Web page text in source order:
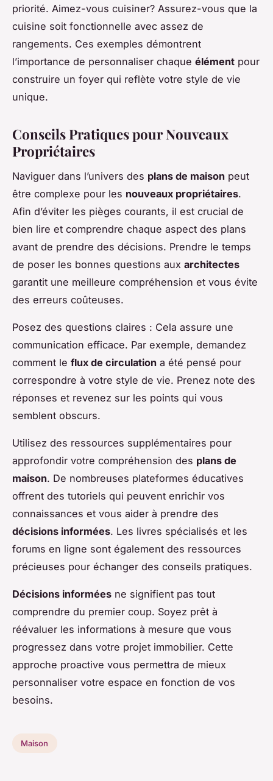
priorité. Aimez-vous cuisiner? Assurez-vous que la
cuisine soit fonctionnelle avec assez de
rangements. Ces exemples démontrent
l’importance de personnaliser chaque élément pour
construire un foyer qui reflète votre style de vie
unique.
Conseils Pratiques pour Nouveaux
Propriétaires
Naviguer dans l’univers des plans de maison peut
être complexe pour les nouveaux propriétaires.
Afin d’éviter les pièges courants, il est crucial de
bien lire et comprendre chaque aspect des plans
avant de prendre des décisions. Prendre le temps
de poser les bonnes questions aux architectes
garantit une meilleure compréhension et vous évite
des erreurs coûteuses.
Posez des questions claires : Cela assure une
communication efficace. Par exemple, demandez
comment le flux de circulation a été pensé pour
correspondre à votre style de vie. Prenez note des
réponses et revenez sur les points qui vous
semblent obscurs.
Utilisez des ressources supplémentaires pour
approfondir votre compréhension des plans de
maison. De nombreuses plateformes éducatives
offrent des tutoriels qui peuvent enrichir vos
connaissances et vous aider à prendre des
décisions informées. Les livres spécialisés et les
forums en ligne sont également des ressources
précieuses pour échanger des conseils pratiques.
Décisions informées ne signifient pas tout
comprendre du premier coup. Soyez prêt à
réévaluer les informations à mesure que vous
progressez dans votre projet immobilier. Cette
approche proactive vous permettra de mieux
personnaliser votre espace en fonction de vos
besoins.
Maison